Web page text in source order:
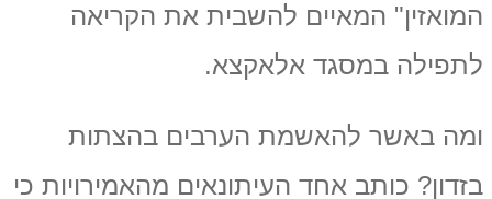
המואזין" המאיים להשבית את הקריאה
לתפילה במסגד אלאקצא.
ומה באשר להאשמת הערבים בהצתות
בזדון? כותב אחד העיתונאים מהאמירויות כי